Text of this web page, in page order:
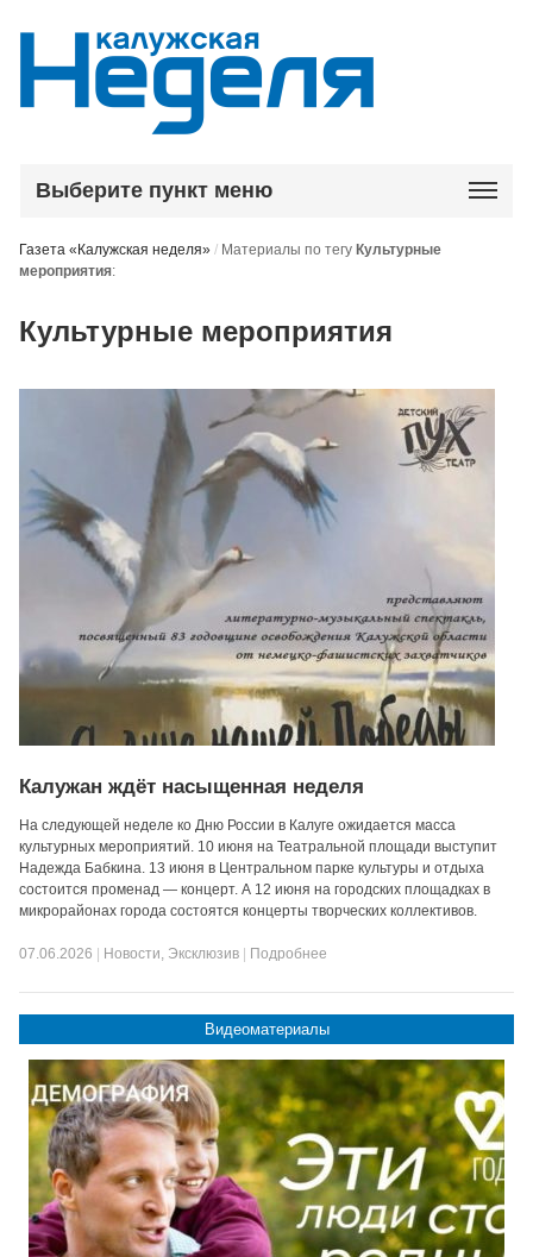
Выберите пункт меню
Газета «Калужская неделя» / Материалы по тегу Культурные
мероприятия:
Культурные мероприятия
Калужан ждёт насыщенная неделя
На следующей неделе ко Дню России в Калуге ожидается масса
культурных мероприятий. 10 июня на Театральной площади выступит
Надежда Бабкина. 13 июня в Центральном парке культуры и отдыха
состоится променад — концерт. А 12 июня на городских площадках в
микрорайонах города состоятся концерты творческих коллективов.
07.06.2026 Новости, Эксклюзив Подробнее
Видеоматериалы